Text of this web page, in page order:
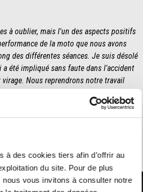
à des cookies tiers afin d’offrir au
du site. Pour de plus
vous invitons à consulter notre
à oublier, mais l'un des aspects positifs
de la moto que nous avons
des différentes séances. Je suis désolé
a été impliqué sans faute dans l'accident
Nous reprendrons notre travail
qu'il soit à 100 % de ses capacités,
la moto. Nous essaierons
Marco sur la moto, qui est déjà bonne,